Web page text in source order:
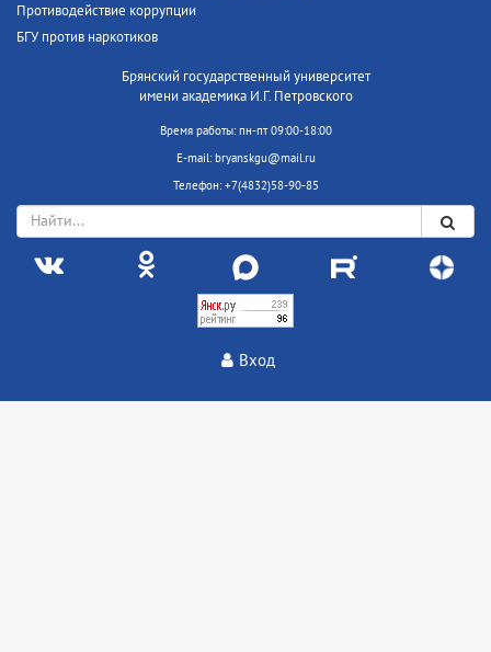
Противодействие коррупции
БГУ против наркотиков
Брянский государственный университет
имени академика И.Г. Петровского
Время работы: пн-пт 09:00-18:00
E-mail: bryanskgu@mail.ru
Телефон: +7(4832)58-90-85
Вход